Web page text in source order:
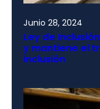
Junio 28, 2024
Ley de
y mantiene el
inclusión